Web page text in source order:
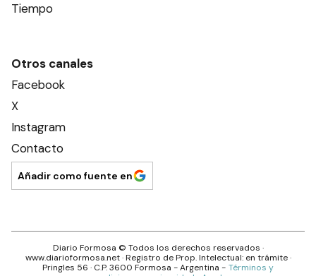
Tiempo
Otros canales
Facebook
X
Instagram
Contacto
Añadir como fuente en
Diario Formosa © Todos los derechos reservados ·
www.diarioformosa.net · Registro de Prop. Intelectual: en trámite ·
Pringles 56 · C.P.3600 Formosa - Argentina - Términos y